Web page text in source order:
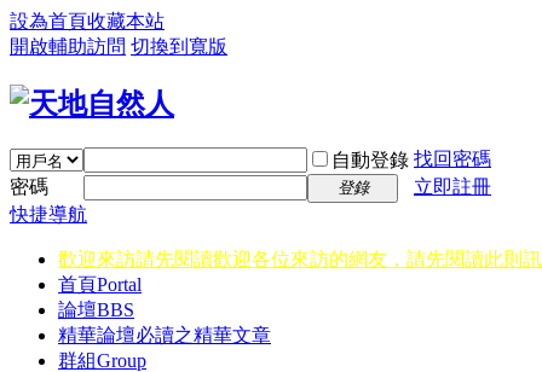
設為首頁收藏本站
開啟輔助訪問 切換到寬版
自動登錄 找回密碼
密碼
登錄
立即註冊
快捷導航
歡迎來訪請先閱讀歡迎各位來訪的網友，請先閱讀此則
首頁Portal
論壇BBS
精華論壇必讀之精華文章
群組Group